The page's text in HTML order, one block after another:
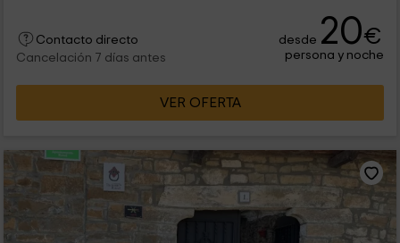
Contacto directo
Cancelación 7 días antes
desde 20€
persona y noche
VER OFERTA